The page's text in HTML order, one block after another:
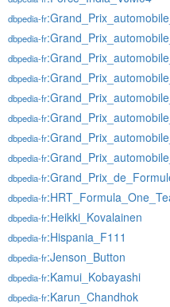
dbpedia-fr
dbpedia-fr
dbpedia-fr
dbpedia-fr
dbpedia-fr
dbpedia-fr
dbpedia-fr
dbpedia-fr
dbpedia-fr
dbpedia-fr
dbpedia-fr:Heikki_Kovalainen
dbpedia-fr:Hispania_F111
dbpedia-fr:Jenson_Button
dbpedia-fr:Kamui_Kobayashi
dbpedia-fr:Karun_Chandhok